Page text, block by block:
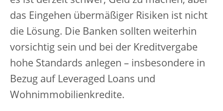
das Eingehen übermäßiger Risiken ist nicht
die Lösung. Die Banken sollten weiterhin
vorsichtig sein und bei der Kreditvergabe
hohe Standards anlegen – insbesondere in
Bezug auf Leveraged Loans und
Wohnimmobilienkredite.